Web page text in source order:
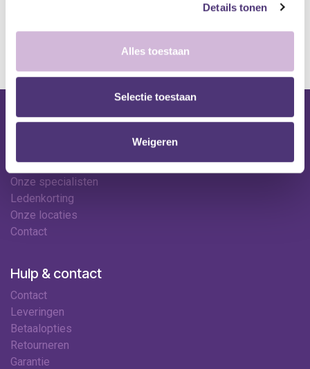
Details tonen
Alles toestaan
Selectie toestaan
Weigeren
*Bij grote aankopen, gelieve de klantendienst te contacteren. Hier
kan de levertermijn iets langer zijn.
Nuttige links
Huren
Onze specialisten
Ledenkorting
Onze locaties
Contact
Hulp & contact
Contact
Leveringen
Betaalopties
Retourneren
Garantie